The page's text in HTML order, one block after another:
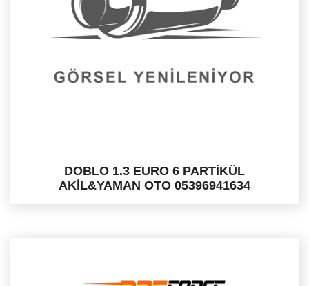
DOBLO 1.3 EURO 6 PARTİKÜL
AKİL&YAMAN OTO 05396941634